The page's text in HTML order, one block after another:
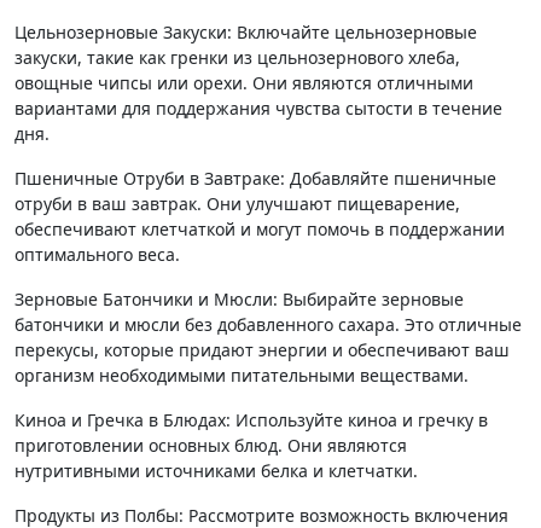
Цельнозерновые Закуски: Включайте цельнозерновые
закуски, такие как гренки из цельнозернового хлеба,
овощные чипсы или орехи. Они являются отличными
вариантами для поддержания чувства сытости в течение
дня.
Пшеничные Отруби в Завтраке: Добавляйте пшеничные
отруби в ваш завтрак. Они улучшают пищеварение,
обеспечивают клетчаткой и могут помочь в поддержании
оптимального веса.
Зерновые Батончики и Мюсли: Выбирайте зерновые
батончики и мюсли без добавленного сахара. Это отличные
перекусы, которые придают энергии и обеспечивают ваш
организм необходимыми питательными веществами.
Киноа и Гречка в Блюдах: Используйте киноа и гречку в
приготовлении основных блюд. Они являются
нутритивными источниками белка и клетчатки.
Продукты из Полбы: Рассмотрите возможность включения